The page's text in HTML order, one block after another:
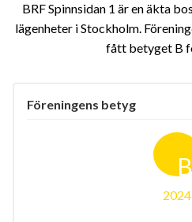
BRF Spinnsidan 1 är en äkta
lägenheter i Stockholm.
fått betyget B
Föreningens betyg
B
2024